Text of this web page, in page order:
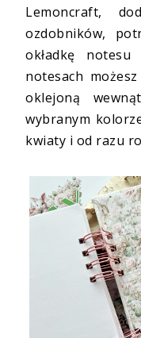
Lemoncraft,
ozdobników,
okładkę
notesach
oklejoną
wybranym
kwiaty i od razu